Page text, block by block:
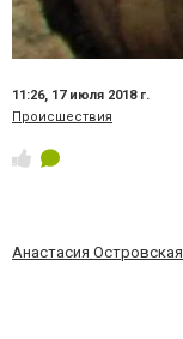
11:26, 17 июля 2018 г.
Происшествия
Анастасия Островская